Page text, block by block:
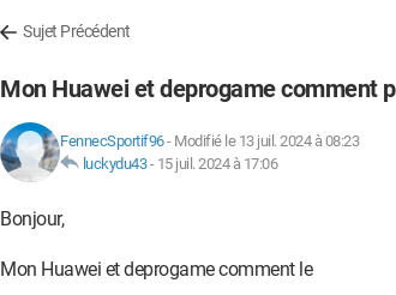
Sujet Précédent
Mon Huawei et deprogame comment
FennecSportif96- Modifié le 13 juil. 2024 à 08:23
luckydu43- 15 juil. 2024 à 17:06
Bonjour,
Mon Huawei et deprogame comment le